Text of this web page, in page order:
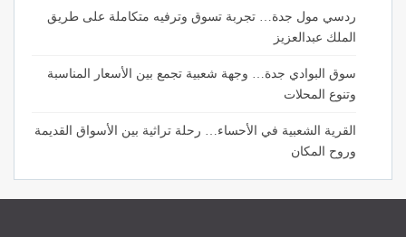
ردسي مول جدة… تجربة تسوق وترفيه متكاملة على طريق
الملك عبدالعزيز
سوق البوادي جدة… وجهة شعبية تجمع بين الأسعار المناسبة
وتنوع المحلات
القرية الشعبية في الأحساء… رحلة تراثية بين الأسواق القديمة
وروح المكان